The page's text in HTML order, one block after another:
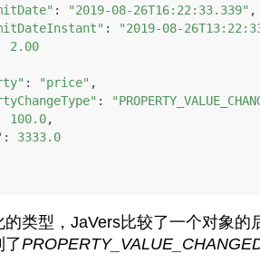
: "2019-08-26T16:22:33.339" ,
:
"2019-08-
2.00
: "price" ,
:
100.0,
: 3333.0
的类型，JaVers比较了一个对象
了